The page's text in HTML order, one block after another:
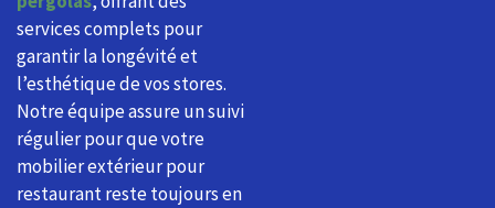
services complets pour
garantir la longévité et
l’esthétique de vos stores.
Notre équipe assure un suivi
régulier pour que votre
mobilier extérieur pour
restaurant reste toujours en